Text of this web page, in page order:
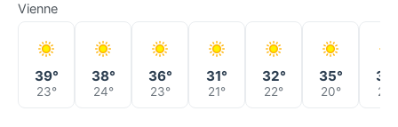
Vienne
39°
23°
38°
24°
36°
23°
31°
21°
32°
22°
35°
20° 22°